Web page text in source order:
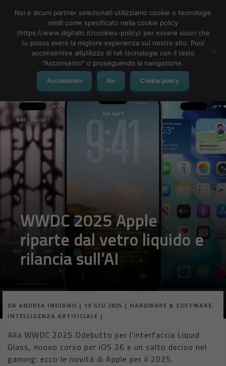
MENU
WWDC 2025 Apple
riparte dal vetro liquido e
rilancia sull’AI
DA ANDREA INDIANO | 10 GIU 2025 | HARDWARE & SOFTWARE,
INTELLIGENZA ARTIFICIALE |
Alla WWDC 2025 Ddebutto per l’interfaccia Liquid
Glass, nuovo corso per iOS 26 e un salto deciso nel
gaming: ecco le novità di Apple per il 2025.
Noi e alcuni partner selezionati utilizziamo cookie o tecnologie
simili come specificato nella cookie policy
(https://www.digitalic.it/cookies-policy) per essere sicuri che
tu possa avere la migliore esperienza sul nostro sito. Puoi
acconsentire all’utilizzo di tali tecnologie con il tasto
"Acconsento" o proseguendo la navigazione.
Acconsento No Cookie policy